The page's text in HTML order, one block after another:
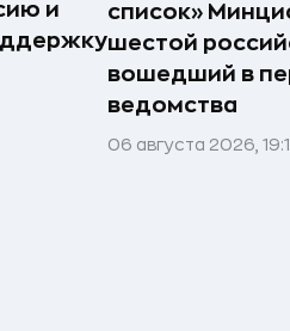
и
список»
шестой
вошедший в
ведомства
06 августа 2026,